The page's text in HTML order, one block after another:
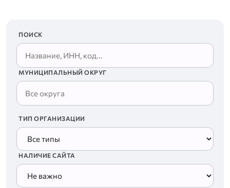
ПОИСК
МУНИЦИПАЛЬНЫЙ ОКРУГ
ТИП ОРГАНИЗАЦИИ
НАЛИЧИЕ САЙТА